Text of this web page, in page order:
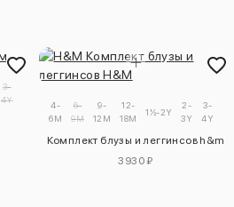
3-
4Y
4-
6M
6-
9M
9-
12M
12-
18M
1½-2Y
2-
3Y
3-
4Y
Комплект блузы и леггинсов h&m
3930 ₽